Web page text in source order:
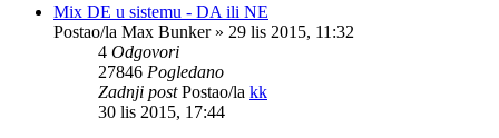
Mix DE u sistemu - DA ili NE
Postao/la Max Bunker» 29 lis 2015, 11:32
4 Odgovori
27846 Pogledano
Zadnji postPostao/la kk
30 lis 2015, 17:44